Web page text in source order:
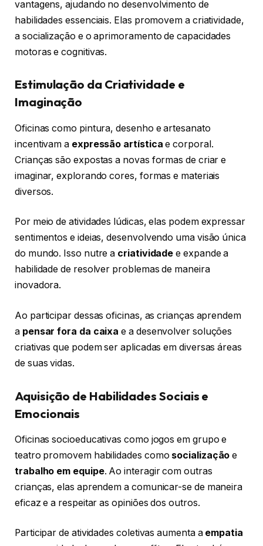
vantagens, ajudando no desenvolvimento de
habilidades essenciais. Elas promovem a criatividade,
a socialização e o aprimoramento de capacidades
motoras e cognitivas.
Estimulação da Criatividade e
Imaginação
Oficinas como pintura, desenho e artesanato
incentivam a expressão artística e corporal.
Crianças são expostas a novas formas de criar e
imaginar, explorando cores, formas e materiais
diversos.
Por meio de atividades lúdicas, elas podem expressar
sentimentos e ideias, desenvolvendo uma visão única
do mundo. Isso nutre a criatividade e expande a
habilidade de resolver problemas de maneira
inovadora.
Ao participar dessas oficinas, as crianças aprendem
a pensar fora da caixa e a desenvolver soluções
criativas que podem ser aplicadas em diversas áreas
de suas vidas.
Aquisição de Habilidades Sociais e
Emocionais
Oficinas socioeducativas como jogos em grupo e
teatro promovem habilidades como socialização e
trabalho em equipe. Ao interagir com outras
crianças, elas aprendem a comunicar-se de maneira
eficaz e a respeitar as opiniões dos outros.
Participar de atividades coletivas aumenta a empatia